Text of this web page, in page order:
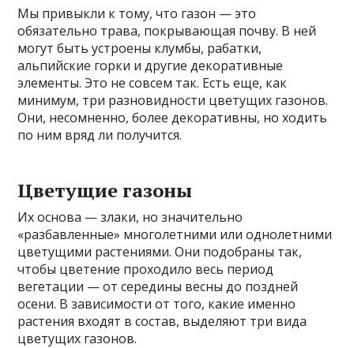
Мы привыкли к тому, что газон — это
обязательно трава, покрывающая почву. В ней
могут быть устроены клумбы, рабатки,
альпийские горки и другие декоративные
элементы. Это не совсем так. Есть еще, как
минимум, три разновидности цветущих газонов.
Они, несомненно, более декоративны, но ходить
по ним вряд ли получится.
Цветущие газоны
Их основа — злаки, но значительно
«разбавленные» многолетними или однолетними
цветущими растениями. Они подобраны так,
чтобы цветение проходило весь период
вегетации — от середины весны до поздней
осени. В зависимости от того, какие именно
растения входят в состав, выделяют три вида
цветущих газонов.